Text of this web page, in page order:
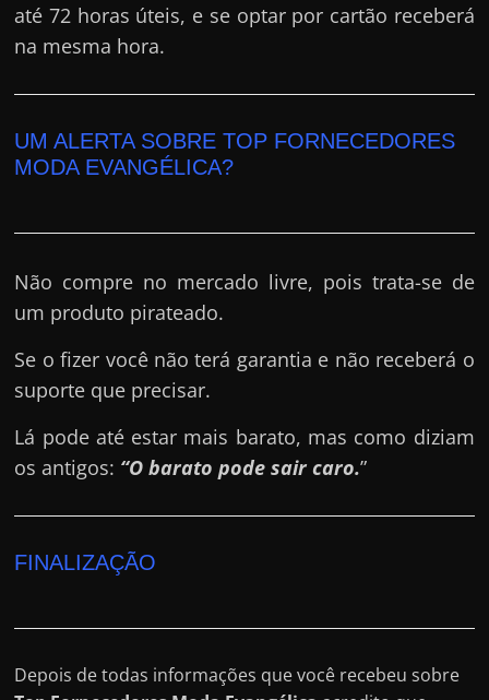
até 72 horas úteis, e se optar por cartão receberá
na mesma hora.
UM ALERTA SOBRE TOP FORNECEDORES
MODA EVANGÉLICA?
Não compre no mercado livre, pois trata-se de
um produto pirateado.
Se o fizer você não terá garantia e não receberá o
suporte que precisar.
Lá pode até estar mais barato, mas como diziam
os antigos: “O barato pode sair caro.”
FINALIZAÇÃO
Depois de todas informações que você recebeu sobre